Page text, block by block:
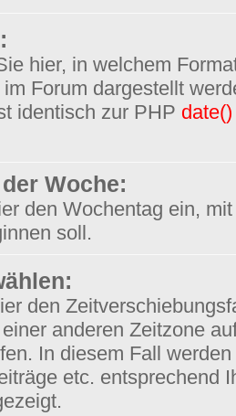
hier, in welchem
Forum dargestellt
identisch zur PHP date()
Woche:
den Wochentag ein,
soll.
den
anderen Zeitzone
In diesem Fall
etc. entsprechend